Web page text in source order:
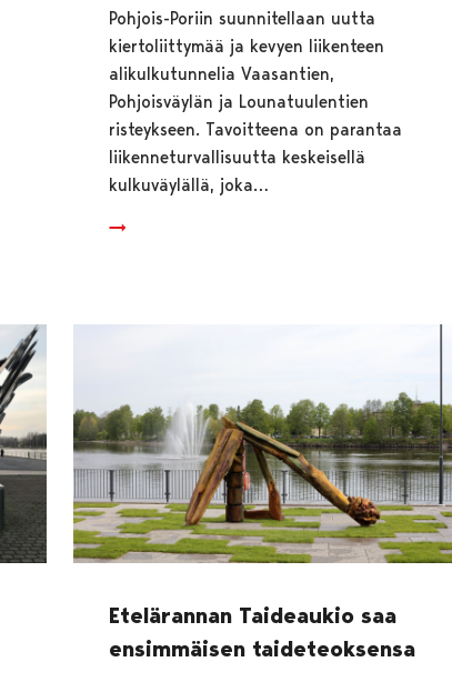
Pohjois-Poriin suunnitellaan uutta
kiertoliittymää ja kevyen liikenteen
alikulkutunnelia Vaasantien,
Pohjoisväylän ja Lounatuulentien
risteykseen. Tavoitteena on parantaa
liikenneturvallisuutta keskeisellä
kulkuväylällä, joka…
Etelärannan Taideaukio saa
ensimmäisen taideteoksensa